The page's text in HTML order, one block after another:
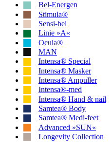
Bel-Energen
Stimula®
Sensi-bel
Linie »A«
Ocula®
MAN
Intensa® Special
Intensa® Masker
Intensa® Ampuller
Intensa®-med
Intensa® Hand & nail
Samtea® Body
Samtea® Medi-feet
Advanced »SUN«
Longevity Collection